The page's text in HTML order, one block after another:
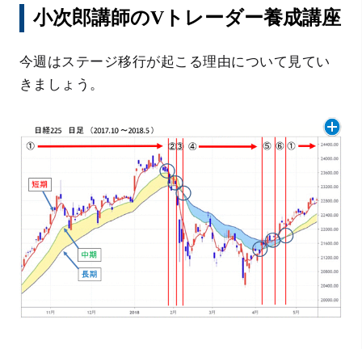
小次郎講師のVトレーダー養成講座
今週はステージ移行が起こる理由について見てい
きましょう。